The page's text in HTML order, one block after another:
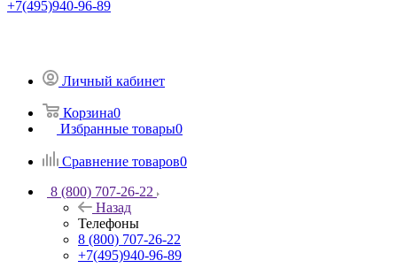
+7(495)940-96-89
Личный кабинет
Корзина0
Избранные товары0
Сравнение товаров0
8 (800) 707-26-22
Назад
Телефоны
8 (800) 707-26-22
+7(495)940-96-89